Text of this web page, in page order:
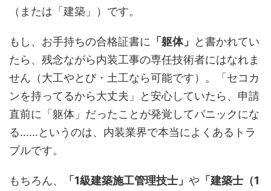
（または「建築」）です。
もし、お手持ちの合格証書に 「躯体」
と書かれてい
たら、残念ながら内装工事の専任技術者にはなれま
せん（大工やとび・土工なら可能です）。「セコカ
ンを持ってるから大丈夫」と安心していたら、申請
直前に「躯体」だったことが発覚してパニックにな
る……というのは、内装業界で本当によくあるトラ
ブルです。
もちろん、 「1級建築施工管理技士」 や 「建築士（1